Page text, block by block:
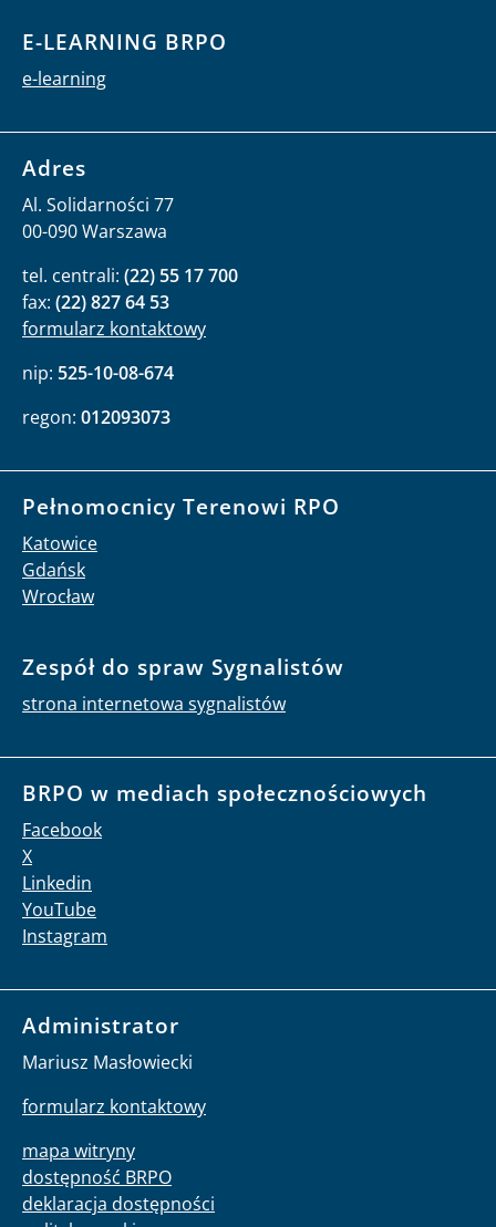
E-LEARNING BRPO
e-learning
Adres
Al. Solidarności 77
00-090 Warszawa
tel. centrali: (22) 55 17 700
fax: (22) 827 64 53
formularz kontaktowy
nip: 525-10-08-674
regon: 012093073
Pełnomocnicy Terenowi RPO
Katowice
Gdańsk
Wrocław
Zespół do spraw Sygnalistów
strona internetowa sygnalistów
BRPO w mediach społecznościowych
Facebook
X
Linkedin
YouTube
Instagram
Administrator
Mariusz Masłowiecki
formularz kontaktowy
mapa witryny
dostępność BRPO
deklaracja dostępności